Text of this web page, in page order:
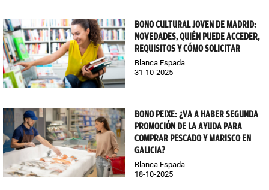
BONO CULTURAL JOVEN DE MADRID:
NOVEDADES, QUIÉN PUEDE ACCEDER,
REQUISITOS Y CÓMO SOLICITAR
Blanca Espada
31-10-2025
BONO PEIXE: ¿VA A HABER SEGUNDA
PROMOCIÓN DE LA AYUDA PARA
COMPRAR PESCADO Y MARISCO EN
GALICIA?
Blanca Espada
18-10-2025